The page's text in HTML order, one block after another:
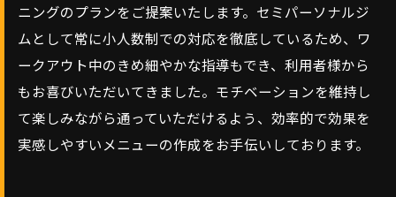
ニングのプランをご提案いたします。セミパーソナルジ
ムとして常に小人数制での対応を徹底しているため、ワ
ークアウト中のきめ細やかな指導もでき、利用者様から
もお喜びいただいてきました。モチベーションを維持し
て楽しみながら通っていただけるよう、効率的で効果を
実感しやすいメニューの作成をお手伝いしております。